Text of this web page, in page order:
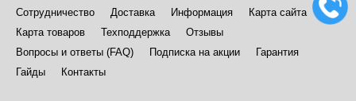
Сотрудничество
Доставка Информация
Карта сайта
Карта товаров
Техподдержка
Отзывы
Вопросы и ответы (FAQ)
Подписка на акции
Гарантия
Гайды
Контакты